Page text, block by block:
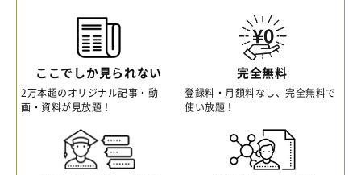
ここでしか見られない
2万本超のオリジナル記事・動
画・資料が見放題！
完全無料
登録料・月額料なし、完全無料で
使い放題！